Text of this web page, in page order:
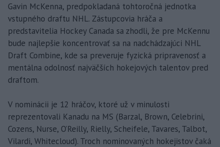
Gavin McKenna, predpokladaná tohtoročná jednotka
vstupného draftu NHL. Zástupcovia hráča a
predstavitelia Hockey Canada sa zhodli, že pre McKennu
bude najlepšie koncentrovať sa na nadchádzajúci NHL
Draft Combine, kde sa preveruje fyzická pripravenosť a
mentálna odolnosť najväčších hokejových talentov pred
draftom.
V nominácii je 12 hráčov, ktoré už v minulosti
reprezentovali Kanadu na MS (Barzal, Brown, Celebrini,
Cozens, Nurse, O’Reilly, Rielly, Scheifele, Tavares, Talbot,
Vilardi, Whitecloud). Troch nominovaných hokejistov čaká